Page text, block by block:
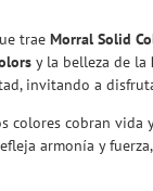
trae Morral Solid
y la belleza de la
invitando a
colores cobran vida
armonía y